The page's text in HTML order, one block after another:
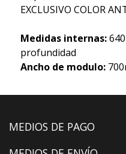
EXCLUSIVO COLOR
Medidas internas:
profundidad
Ancho de modulo:
MEDIOS DE PAGO